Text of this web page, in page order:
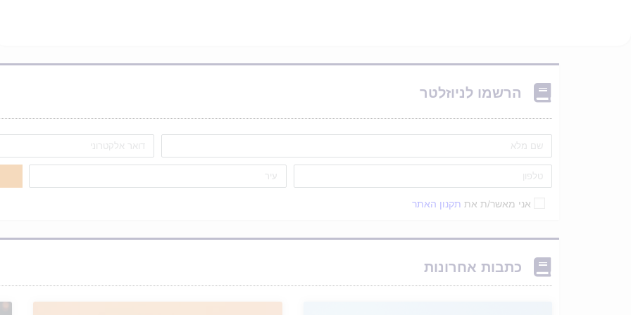
הרשמו לניוזלטר
אני מאשר/ת את תקנון האתר
כתבות אחרונות